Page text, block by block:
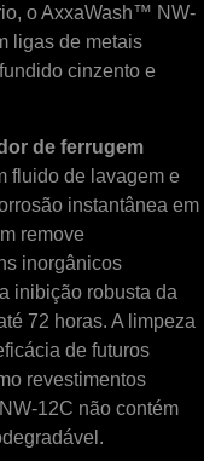
o AxxaWash™ NW-
ligas de metais
cinzento e
de ferrugem
fluido de lavagem e
instantânea em
remove
inorgânicos
inibição robusta da
72 horas. A limpeza
de futuros
revestimentos
12C não contém